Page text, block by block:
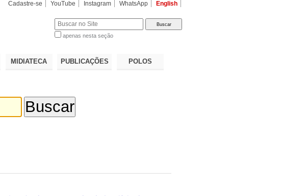
Cadastre-se YouTube Instagram WhatsApp English
apenas nesta seção
MIDIATECA PUBLICAÇÕES POLOS